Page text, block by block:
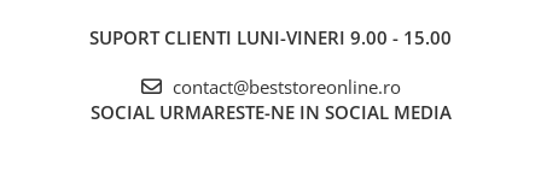
SUPORT CLIENTI LUNI-VINERI 9.00 - 15.00
contact@beststoreonline.ro
SOCIAL URMARESTE-NE IN SOCIAL MEDIA